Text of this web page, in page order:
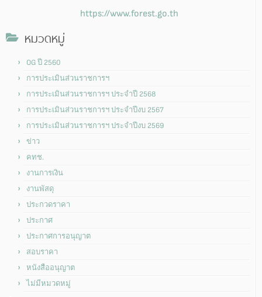
https://www.forest.go.th
หมวดหมู่
OG ปี 2560
การประเมินส่วนราชการฯ
การประเมินส่วนราชการฯ ประจำปี 2568
การประเมินส่วนราชการฯ ประจำปีงบ 2567
การประเมินส่วนราชการฯ ประจำปีงบ 2569
ข่าว
คทช.
งานการเงิน
งานพัสดุ
ประกวดราคา
ประกาศ
ประกาศการอนุญาต
สอบราคา
หนังสืออนุญาต
ไม่มีหมวดหมู่